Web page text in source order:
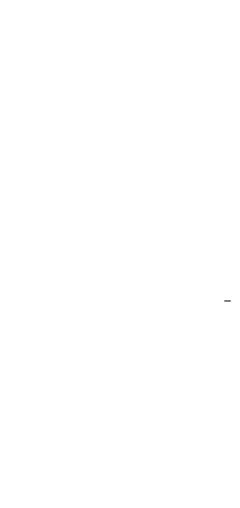
Partner von Anfang bis